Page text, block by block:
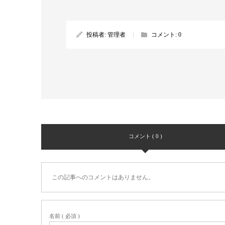
投稿者: 管理者 コメント: 0
コメント ( 0 )
この記事へのコメントはありません。
名前 ( 必須 )